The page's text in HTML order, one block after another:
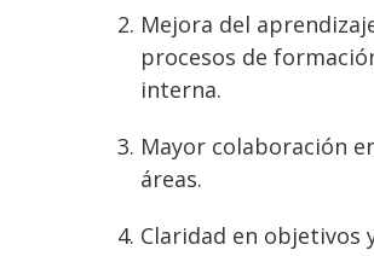
Mejora del
procesos de
interna.
Mayor colaboración
áreas.
Claridad en objetivos